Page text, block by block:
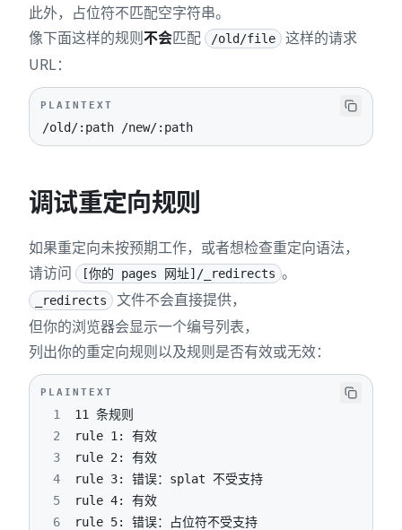
此外，占位符不匹配空字符串。
像下面这样的规则不会匹配 /old/file
这样的请求
URL：
PLAINTEXT
/old/:path /new/:path
调试重定向规则
如果重定向未按预期工作，或者想检查重定向语法，
请访问
[你的 pages 网址]/_redirects 。
_redirects
文件不会直接提供，
但你的浏览器会显示一个编号列表，
列出你的重定向规则以及规则是否有效或无效：
PLAINTEXT
1
2
3
4
5
6